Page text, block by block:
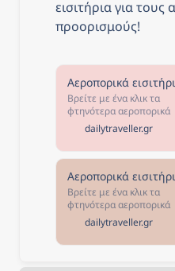
εισιτήρια για
προορισμούς!
Βρείτε με ένα κλικ τα
φτηνότερα αεροπορικά
εισιτήρια από Αθήνα για
τους αγαπημένους σας
προορισμούς! Επιλέξτε
προορισμό που σας
ενδιαφέρει, κλείστε τα
εισιτήριά σας και... καλό
ταξίδι!
dailytraveller.gr
Βρείτε με ένα κλικ τα
φτηνότερα αεροπορικά
εισιτήρια από
για τους αγαπημένους
προορισμούς! Επιλέξτε
dailytraveller.gr